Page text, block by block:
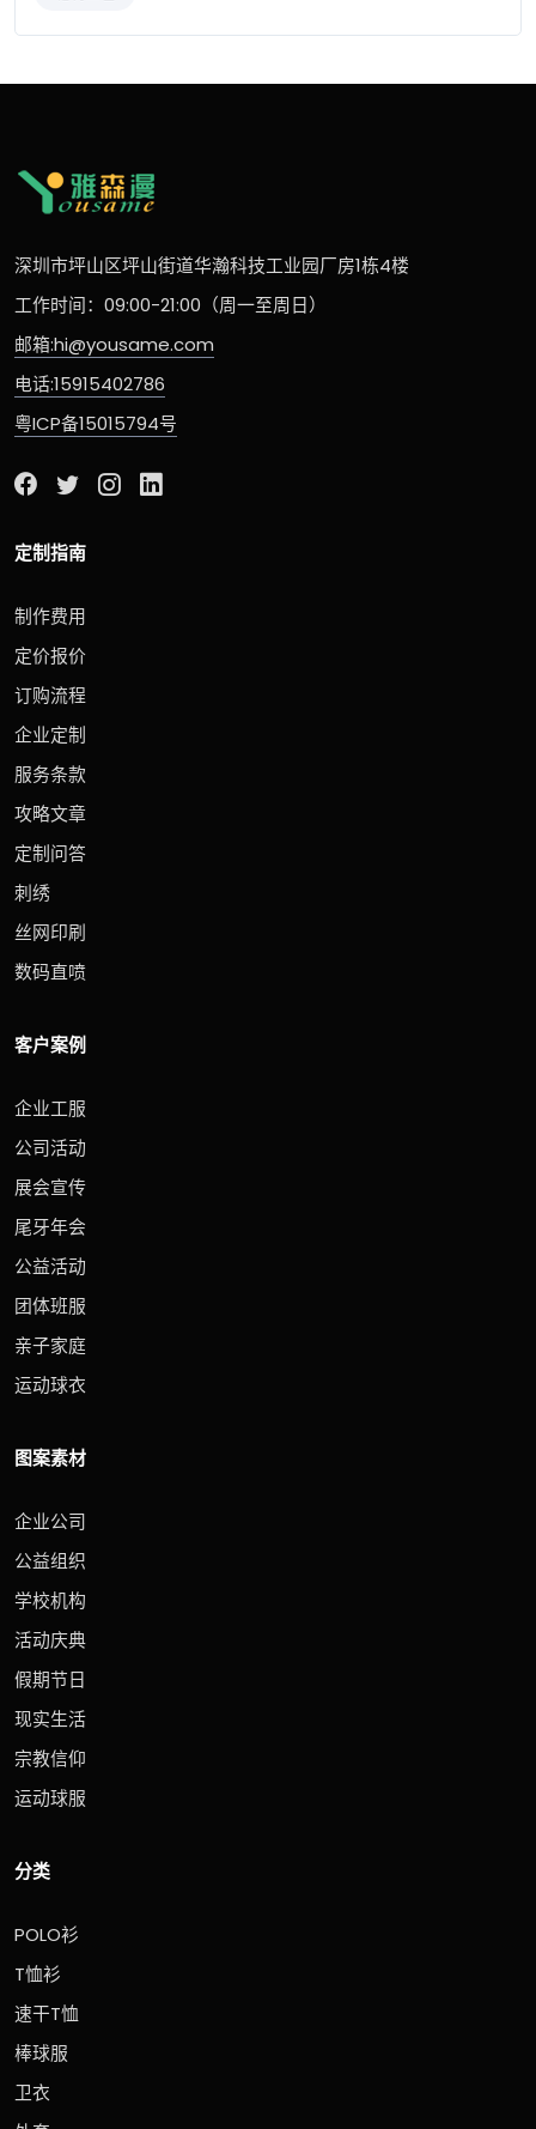
深圳市坪山区坪山街道华瀚科技工业园厂房1栋4楼
工作时间：09:00-21:00（周一至周日）
邮箱:hi@yousame.com
电话:15915402786
粤ICP备15015794号
定制指南
制作费用
定价报价
订购流程
企业定制
服务条款
攻略文章
定制问答
刺绣
丝网印刷
数码直喷
客户案例
企业工服
公司活动
展会宣传
尾牙年会
公益活动
团体班服
亲子家庭
运动球衣
图案素材
企业公司
公益组织
学校机构
活动庆典
假期节日
现实生活
宗教信仰
运动球服
分类
POLO衫
T恤衫
速干T恤
棒球服
卫衣